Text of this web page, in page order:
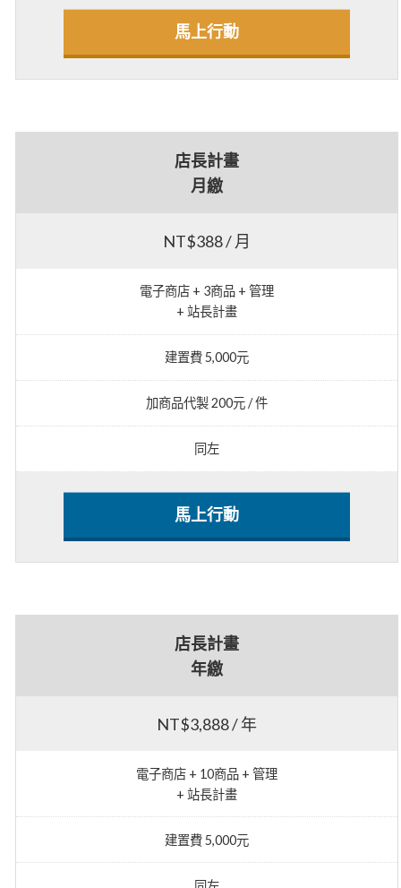
馬上行動
店長計畫
月繳
NT$388 / 月
電子商店 + 3商品 + 管理
+ 站長計畫
建置費 5,000元
加商品代製 200元 / 件
同左
馬上行動
店長計畫
年繳
NT$3,888 / 年
電子商店 + 10商品 + 管理
+ 站長計畫
建置費 5,000元